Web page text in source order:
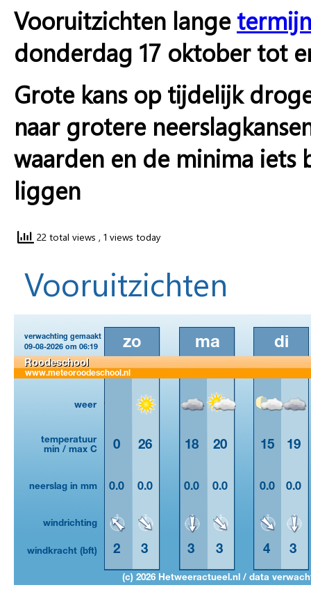
Vooruitzichten langetermijn
donderdag 17 oktober tot
Grote kans op tijdelijk
naar grotere
waarden en de minima
liggen
22 total views , 1 views today
Vooruitzichten